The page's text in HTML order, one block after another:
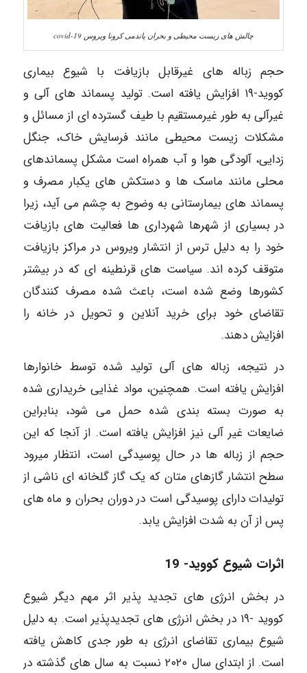
چالش های زیست محیطی و بحران پاندمی کرونا ویروس covid-19
حجم زباله های غیرقابل بازیافت با شیوع بیماری
کووید-۱۹ افزایش یافته است. تولید پسماند های آلی و
غیرآلی به طور غیرمستقیم با طیف گسترده ای از مسائل و
مشکلات زیست محیطی مانند فرسایش خاک، جنگل
زدایی، آلودگی هوا و آب همراه است مشکل پسماندهای
محلی مانند ماسک ها و دستکش های یکبار مصرف و
پسماند های بیمارستانی به وضوح به چشم می آید، زیرا
در بسیاری از شهرها شهرداری ها فعالیت های بازیافت
خود را به دلیل ترس از انتشار ویروس در مراکز بازیافت
متوقف کرده اند. سیاست های قرنطینه ای که در بیشتر
کشورها وضع شده است، باعث شده مصرف کنندگان
تقاضای خود برای خرید آنلاین و تحویل در خانه را
افزایش دهند.
در نتیجه، زباله های آلی تولید شده توسط خانوارها
افزایش یافته است. همچنین، مواد غذایی خریداری شده
به صورت بسته بندی شده حمل می شود، بنابراین
ضایعات غیر آلی نیز افزایش یافته است. از آنجا که این
حجم از زباله ها در حال پوسیدگی است، انتظار میرود
سطح انتشار گازهای متان که یک گاز گلخانه ای ناشی از
تولیدات دارای پوسیدگی است در دوران بحران و ماه های
پس از آن به شدت افزایش یابد.
اثرات شیوع کووید- 19
در بخش انرژی های تجدید پذیر اثر مهم دیگر شیوع
کووید -۱۹ در بخش انرژی های تجدیدپذیر است. به دلیل
شیوع بیماری تقاضای انرژی به طور جدی کاهش یافته
است. از ابتدای سال ۲۰۲۰ نسبت به سال های گذشته در